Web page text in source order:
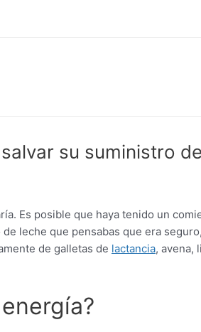
su suministro
Es posible que haya tenido un
leche que pensabas que era
de galletas de lactancia, avena,